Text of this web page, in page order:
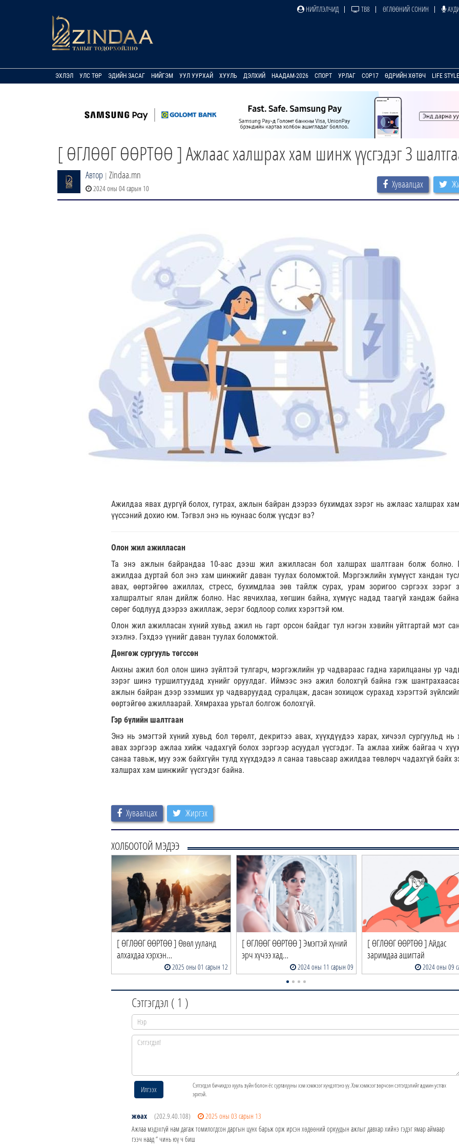
НИЙТЛЭЛЧИД ТВ8 ӨГЛӨӨНИЙ СОНИН
ЭХЛЭЛ УЛС ТӨР ЭДИЙН ЗАСАГ НИЙГЭМ УУЛ УУРХАЙ ХУУЛЬ ДЭЛХИЙ НААДАМ-2026 СПОРТ УРЛАГ COP17 ӨДРИЙН ХӨТӨЧ LIFE STYLE
[ ӨГЛӨӨГ ӨӨРТӨӨ ] Ажлаас халшрах хам шинж үүсгэдэг 3
Автор | Zindaa.mn
2024 оны 04 сарын 10 Хуваалцах
Ажилдаа явах дургүй болох, гутрах, ажлын байран дээрээ бухимдах зэрэг нь ажлаас халшрах
үүссэний дохио юм. Тэгвэл энэ нь юунаас болж үүсдэг вэ?
Олон жил ажилласан
Та энэ ажлын байрандаа 10-аас дээш жил ажилласан бол халшрах шалтгаан болж болно.
ажилдаа дуртай бол энэ хам шинжийг даван туулах боломжтой. Мэргэжлийн хүмүүст хандан
авах, өөртэйгөө ажиллах, стресс, бухимдлаа зөв тайлж сурах, урам зоригоо сэргээх зэрэг
халшралтыг ялан дийлж болно. Нас явчихлаа, хөгшин байна, хүмүүс надад таагүй хандаж
сөрөг бодлууд дээрээ ажиллаж, эерэг бодлоор солих хэрэгтэй юм.
Олон жил ажилласан хүний хувьд ажил нь гарт орсон байдаг тул нэгэн хэвийн уйтгартай мэт
эхэлнэ. Гэхдээ үүнийг даван туулах боломжтой.
Дөнгөж сургууль төгссөн
Анхны ажил бол олон шинэ зүйлтэй тулгарч, мэргэжлийн ур чадвараас гадна харилцааны ур
зэрэг шинэ туршилтуудад хүнийг оруулдаг. Иймээс энэ ажил болохгүй байна гэж
ажлын байран дээр эзэмших ур чадваруудад суралцаж, дасан зохицож сурахад хэрэгтэй
өөртэйгөө ажиллаарай. Хямрахаа урьтал болгож болохгүй.
Гэр бүлийн шалтгаан
Энэ нь эмэгтэй хүний хувьд бол төрөлт, декритээ авах, хүүхдүүдээ харах, хичээл сургуульд нь
авах зэргээр ажлаа хийж чадахгүй болох зэргээр асуудал үүсгэдэг. Та ажлаа хийж байгаа ч
санаа тавьж, муу ээж байхгүйн тулд хүүхдэдээ л санаа тавьсаар ажилдаа төвлөрч чадахгүй байх
халшрах хам шинжийг үүсгэдэг байна.
Хуваалцах Жиргэх
ХОЛБООТОЙ МЭДЭЭ
[ ӨГЛӨӨГ ӨӨРТӨӨ ] Өвөл ууланд
алхахдаа хэрхэн…
2025 оны 01 сарын 12
[ ӨГЛӨӨГ ӨӨРТӨӨ ] Эмэгтэй хүний
эрч хүчээ хад…
2024 оны 11 сарын 09
[ ӨГЛӨӨГ ӨӨРТӨӨ ] Айдас
заримдаа ашигтай
2024 оны 09
Сэтгэгдэл ( 1 )
Илгээх
Сэтгэгдэл бичихдээ хууль зүйн болон ёс суртахууны хэм хэмжээг хүндэтгэнэ үү. Хэм хэмжээг зөрчсөн сэтгэгдэлийг админ устгах
эрхтэй.
жөах (202.9.40.108)
2025 оны 03 сарын 13
Ажлаа мэдэхгүй нам дагаж томилогдсон даргын цүнх барьж орж ирсэн хөдөөний оркуудын ажлыг давхар хийнэ гэдэг ямар аймаар
гээч наад ” чинь юү ч биш